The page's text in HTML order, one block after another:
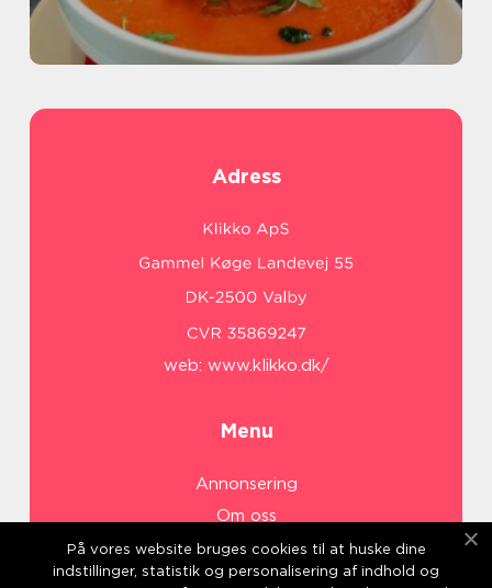
Adress
web: www.klikko.dk/
Menu
Annonsering
Om oss
Cookies
Kontakta oss
På vores website bruges cookies til at huske dine
indstillinger, statistik og personalisering af indhold og